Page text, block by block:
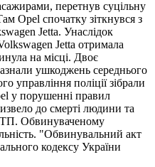
перетнув суцільну
Opel спочатку зіткнувся з
Jetta. Унаслідок
Jetta отримала
на місці. Двоє
ушкоджень середнього
управління поліції зібрали
у порушенні правил
до смерті людини та
Обвинуваченому
"Обвинувальний акт
кодексу України